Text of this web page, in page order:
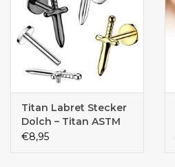
Titan Labret Stecker
Dolch – Titan ASTM
F136 PVD | 1,2 x 6 mm
€8,95